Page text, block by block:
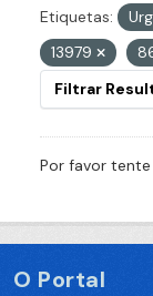
Etiquetas:
13979
Filtrar
Por favor
O Portal